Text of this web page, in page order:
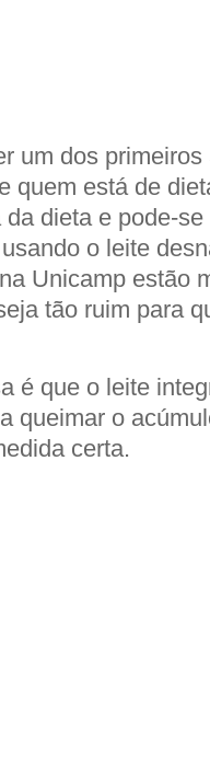
um dos
quem está de
dieta e pode-
o leite
Unicamp estão
tão ruim para
é que o leite
queimar o
certa.